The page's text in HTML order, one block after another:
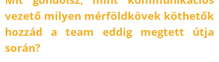
vezető milyen mérföldkövek köthetők
hozzád a team eddig megtett útja
során?